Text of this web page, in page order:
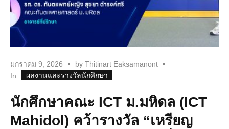
มกราคม 9, 2026 by Thitinart Eaksamanont
In
ผลงานและรางวัลนักศึกษา
นักศึกษาคณะ ICT ม.มหิดล (ICT
Mahidol) คว้ารางวัล “เหรียญ